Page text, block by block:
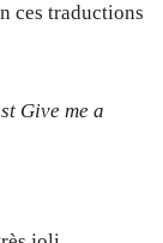
ces traductions
Give me a